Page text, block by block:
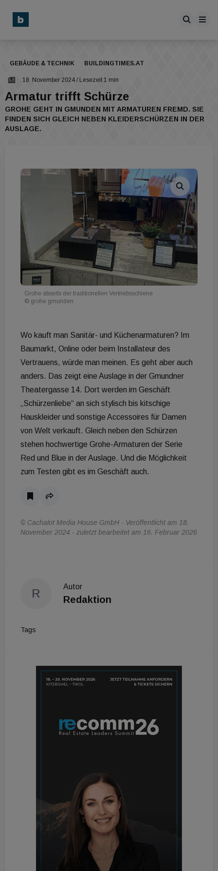
GEBÄUDE & TECHNIK BUILDINGTIMES.AT
18. November 2024 / Lesezeit 1 min
Armatur trifft Schürze
GROHE GEHT IN GMUNDEN MIT ARMATUREN FREMD. SIE
FINDEN SICH GLEICH NEBEN KLEIDERSCHÜRZEN IN DER
AUSLAGE.
Grohe abseits der traditionellen Vertriebsschiene
© grohe gmunden
Wo kauft man Sanitär- und Küchenarmaturen? Im
Baumarkt, Online oder beim Installateur des
Vertrauens, würde man meinen. Es geht aber auch
anders. Das zeigt eine Auslage in der Gmundner
Theatergasse 14. Dort werden im Geschäft
„Schürzenliebe“ an sich stylisch bis kitschige
Hauskleider und sonstige Accessoires für Damen
von Welt verkauft. Gleich neben den Schürzen
stehen hochwertige Grohe-Armaturen der Serie
Red und Blue in der Auslage. Und die Möglichkeit
zum Testen gibt es im Geschäft auch.
© Cachalot Media House GmbH - Veröffentlicht am 18.
November 2024 - zuletzt bearbeitet am 16. Februar 2026
R
Autor
Redaktion
Tags